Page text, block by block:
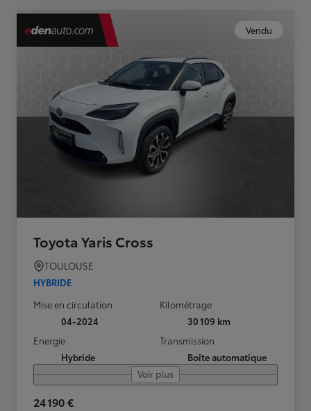
Vendu
Toyota Yaris Cross
TOULOUSE
HYBRIDE
Mise en circulation
04-2024
Kilométrage
30 109 km
Energie
Hybride
Transmission
Boîte automatique
Voir plus
24 190 €